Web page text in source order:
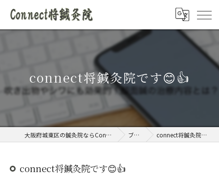
connect将鍼灸院です😊👍
大阪府城東区の鍼灸院ならConnect将鍼灸院 ブログ connect将鍼灸院です😊👍
connect将鍼灸院です😊👍